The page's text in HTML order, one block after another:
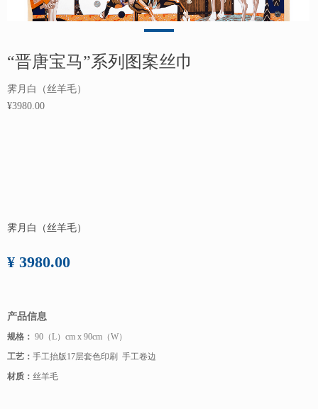
“晋唐宝马”系列图案丝巾
霁月白（丝羊毛）
¥3980.00
霁月白（丝羊毛）
¥ 3980.00
产品信息
规格： 90（L）cm x 90cm（W）
工艺： 手工抬版17层套色印刷 手工卷边
材质： 丝羊毛